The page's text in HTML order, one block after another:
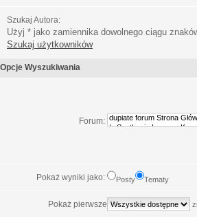
Szukaj Autora:
Użyj * jako zamiennika dowolnego ciągu
Szukaj użytkowników
Opcje Wyszukiwania
Forum:
Pokaż wyniki jako: Posty Tematy
Pokaż pierwsze